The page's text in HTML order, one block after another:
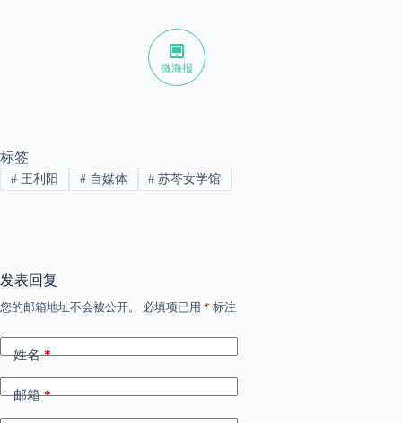
微海报
标签
#王利阳 #自媒体 # 苏芩女学馆
发表回复
您的邮箱地址不会被公开。 必填项已用 * 标注
姓名*
邮箱*